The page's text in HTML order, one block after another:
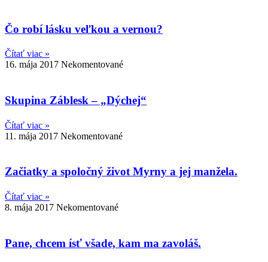
Čo robí lásku veľkou a vernou?
Čítať viac »
16. mája 2017 Nekomentované
Skupina Záblesk – „Dýchej“
Čítať viac »
11. mája 2017 Nekomentované
Začiatky a spoločný život Myrny a jej manžela.
Čítať viac »
8. mája 2017 Nekomentované
Pane, chcem ísť všade, kam ma zavoláš.